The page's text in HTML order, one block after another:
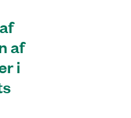
af
i